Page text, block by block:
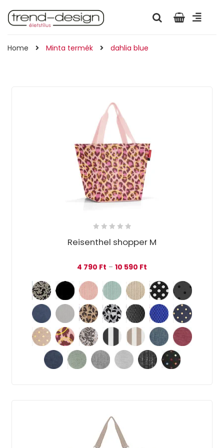
Home Minta termék dahlia blue
Reisenthel shopper M
4 790 Ft – 10 590 Ft